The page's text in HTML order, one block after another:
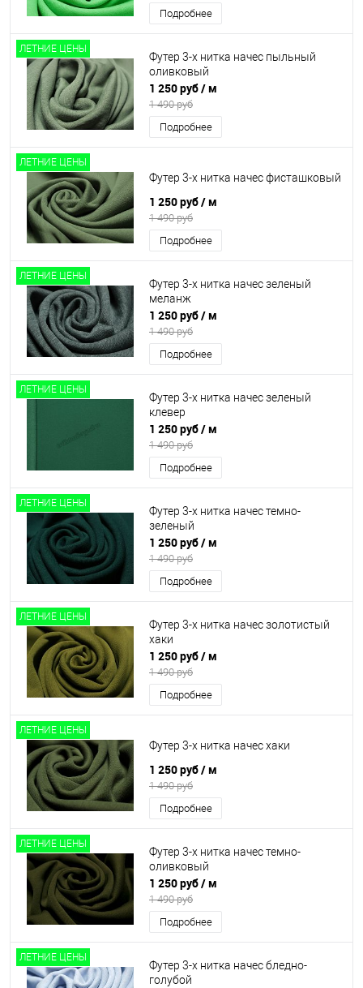
Подробнее
ЛЕТНИЕ ЦЕНЫ
Футер 3-х нитка начес пыльный
оливковый
1 250 руб/ м
1 490 руб
Подробнее
ЛЕТНИЕ ЦЕНЫ
Футер 3-х нитка начес фисташковый
1 250 руб/ м
1 490 руб
Подробнее
ЛЕТНИЕ ЦЕНЫ
Футер 3-х нитка начес зеленый
меланж
1 250 руб/ м
1 490 руб
Подробнее
ЛЕТНИЕ ЦЕНЫ
Футер 3-х нитка начес зеленый
клевер
1 250 руб/ м
1 490 руб
Подробнее
ЛЕТНИЕ ЦЕНЫ
Футер 3-х нитка начес темно-
зеленый
1 250 руб/ м
1 490 руб
Подробнее
ЛЕТНИЕ ЦЕНЫ
Футер 3-х нитка начес золотистый
хаки
1 250 руб/ м
1 490 руб
Подробнее
ЛЕТНИЕ ЦЕНЫ
Футер 3-х нитка начес хаки
1 250 руб/ м
1 490 руб
Подробнее
ЛЕТНИЕ ЦЕНЫ
Футер 3-х нитка начес темно-
оливковый
1 250 руб/ м
1 490 руб
Подробнее
ЛЕТНИЕ ЦЕНЫ
Футер 3-х нитка начес бледно-
голубой